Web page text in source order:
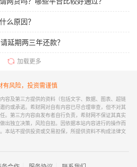
么原因？
延期两三年还款？
加载更多
有风险，投资需谨慎
容及第三方提供的资料（包括文字、数据、图表、超链
约或承诺。希财网对自有内容已尽合理审查，但不对其
。第三方内容由发布者自行负责，希财网不保证其真实
出独立决策，风险自担。因依据本站内容进行的操作而
本站不提供投资或交易担保，所提供资料不构成法律文